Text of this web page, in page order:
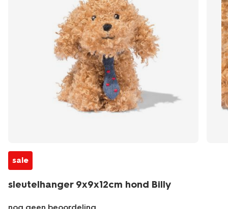
sale
sleutelhanger 9x9x12cm hond Billy